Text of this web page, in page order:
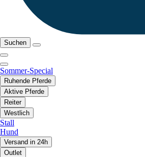
Suchen
Sommer-Special
Ruhende Pferde
Aktive Pferde
Reiter
Westlich
Stall
Hund
Versand in 24h
Outlet